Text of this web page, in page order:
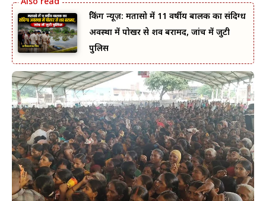
ब्रेकिंग न्यूज़: मतासो में 11 वर्षीय बालक का संदिग्ध
अवस्था में पोखर से शव बरामद, जांच में जुटी
पुलिस